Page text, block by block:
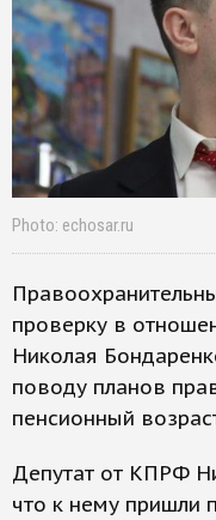
Photo: echosar.ru
проверку в
Николая
поводу планов
пенсионный
Депутат от КПРФ
что к нему пришли